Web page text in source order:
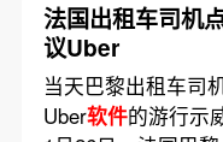
法国出租车司机
议Uber
当天巴黎出租车司
Uber软件的游行示